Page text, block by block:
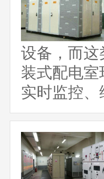
设备，而
装式配电
实时监控